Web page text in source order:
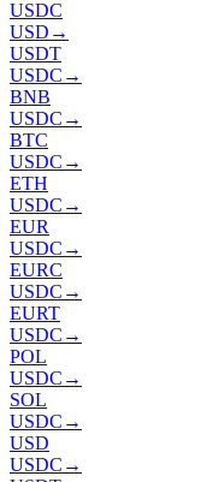
USDC
USD →
USDT
USDC →
BNB
USDC →
BTC
USDC →
ETH
USDC →
EUR
USDC →
EURC
USDC →
EURT
USDC →
POL
USDC →
SOL
USDC →
USD
USDC →